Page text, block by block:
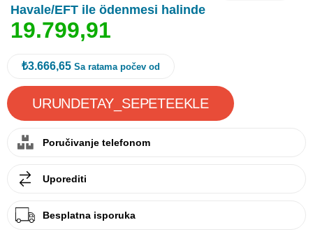
Havale/EFT ile ödenmesi halinde
19.799,91
₺3.666,65 Sa ratama počev od
Poručivanje telefonom
Uporediti
Besplatna isporuka